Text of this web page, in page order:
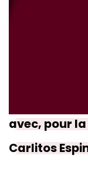
avec, pour
Carlitos